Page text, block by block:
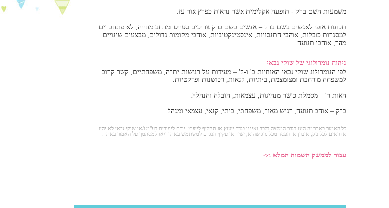
משמעות השם ברק - תופעה אקלימית אשר נראית כפרץ אור עז.
תכונות אופי לאנשים בשם ברק – אנשים בשם ברק צריכים ספייס ומרחב מחייה, לא מתחברים
למסגרות כובלות, אוהבי התנסויות, אינסטינקטיביות, אוהבי מקומות גדולים, מבצעים שינויים
מהר, אוהבי תנועה.
ניתוח נומרולוגי של שוקי גבאי
לפי הנומרולוג שוקי גבאי האותיות ב' ו-ק' – מעידות על רגישות יתרה, משפחתיים, קשר קרוב
למשפחה מורחבת ומצומצמת, ביתיות, קנאות, רכושנות ופרקטיות.
האות ר' – מסמלת כושר מנהיגות, עצמאות, הובלה והנהלה.
ברק – אוהב תנועה, רגיש מאוד, משפחתי, ביתי, קנאי, עצמאי ומנהל.
כל האמור באתר זה הינו בגדר המלצה בלבד ואיננו בגדר ייעוץ או תחליף לייעוץ. יורם לימודים בע"מ ו/או שוקי גבאי לא יהיו
אחראים לכל נזק, אובדן או הפסד מכל סוג שהוא, ישיר או עקיף הנגרם למשתמש באתר ו/או למסתמך על האמור באתר.
עבור לממשק השמות המלא >>